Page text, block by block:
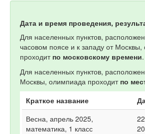
Дата и время проведения,
Для населенных пунктов,
часовом поясе и к западу от
проходит по московскому времени.
Для населенных пунктов,
Москвы, олимпиада проходит по
Краткое название
Весна, апрель 2025,
математика, 1 класс